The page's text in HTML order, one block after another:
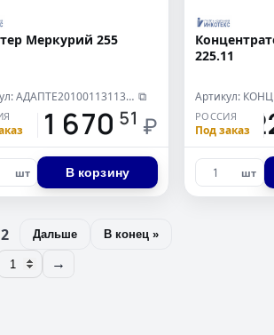
Меркурий 255
Артикул: АДАПТЕ20100113113430 ⧉
11 670 51 ₽
шт В корзину
225.11
РОССИЯ
Под заказ
шт
Дальше В конец »
→